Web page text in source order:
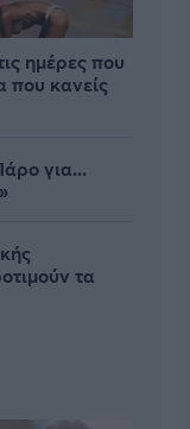
ημέρες που
που κανείς
για...
τα